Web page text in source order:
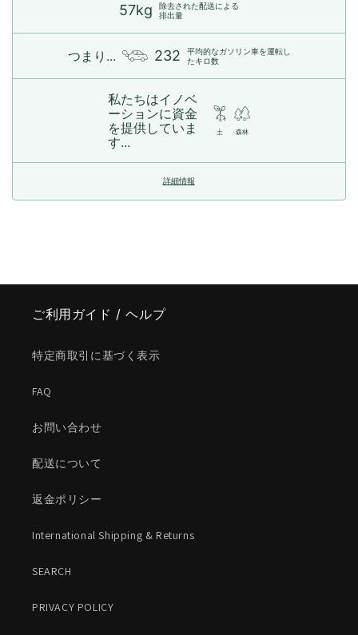
57kg
除去された配送による
排出量
つまり... 232
平均的なガソリン車を運転し
たキロ数
私たちはイノベ
ーションに資金
を提供していま
す...
土 森林
詳細情報
ご利用ガイド / ヘルプ
特定商取引に基づく表示
FAQ
お問い合わせ
配送について
返金ポリシー
International Shipping & Returns
SEARCH
PRIVACY POLICY